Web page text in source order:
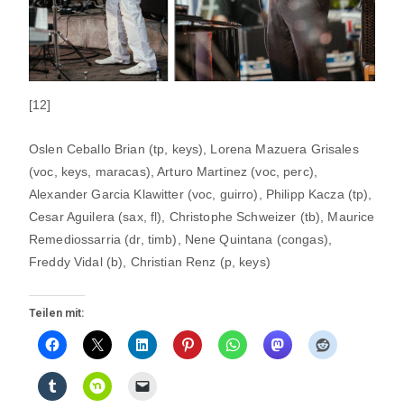
[12]
Oslen Ceballo Brian (tp, keys), Lorena Mazuera Grisales
(voc, keys, maracas), Arturo Martinez (voc, perc),
Alexander Garcia Klawitter (voc, guirro), Philipp Kacza (tp),
Cesar Aguilera (sax, fl), Christophe Schweizer (tb), Maurice
Remediossarria (dr, timb), Nene Quintana (congas),
Freddy Vidal (b), Christian Renz (p, keys)
Teilen mit: